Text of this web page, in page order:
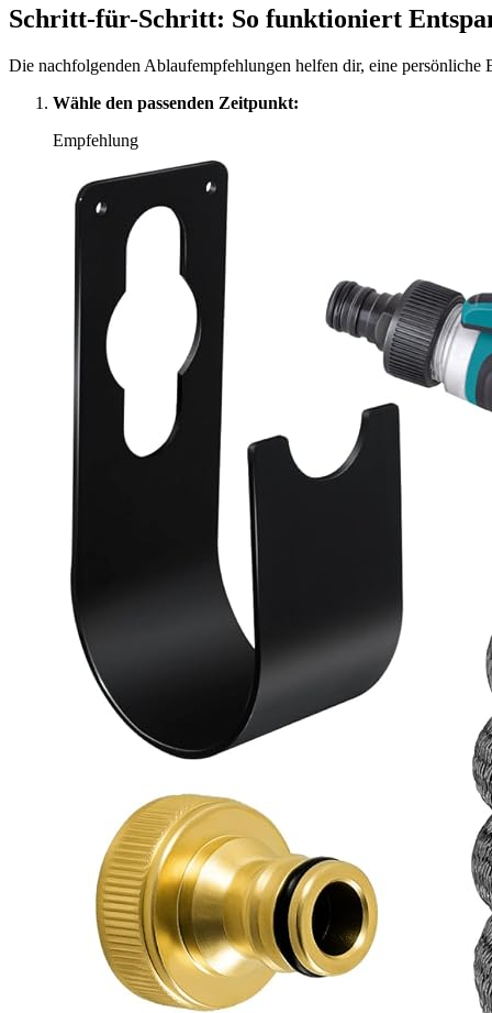
Schritt-für-Schritt: So funktioniert
Die nachfolgenden Ablaufempfehlungen helfen dir, eine
Wähle den passenden Zeitpunkt:
Empfehlung